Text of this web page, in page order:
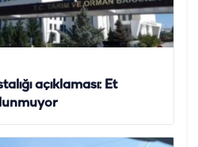
açıklaması: Et